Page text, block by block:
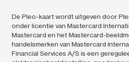
De Pleo-kaart wordt uitgeven door
onder licentie van Mastercard
Mastercard en het Mastercard-
handelsmerken van Mastercard
Financial Services A/S is een